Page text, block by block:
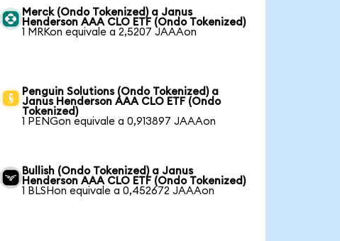
Merck (Ondo Tokenized) a Janus
Henderson AAA CLO ETF (Ondo Tokenized)
1 MRKon equivale a 2,5207 JAAAon
Penguin Solutions (Ondo Tokenized) a
Janus Henderson AAA CLO ETF (Ondo
Tokenized)
1 PENGon equivale a 0,913897 JAAAon
Bullish (Ondo Tokenized) a Janus
Henderson AAA CLO ETF (Ondo Tokenized)
1 BLSHon equivale a 0,452672 JAAAon